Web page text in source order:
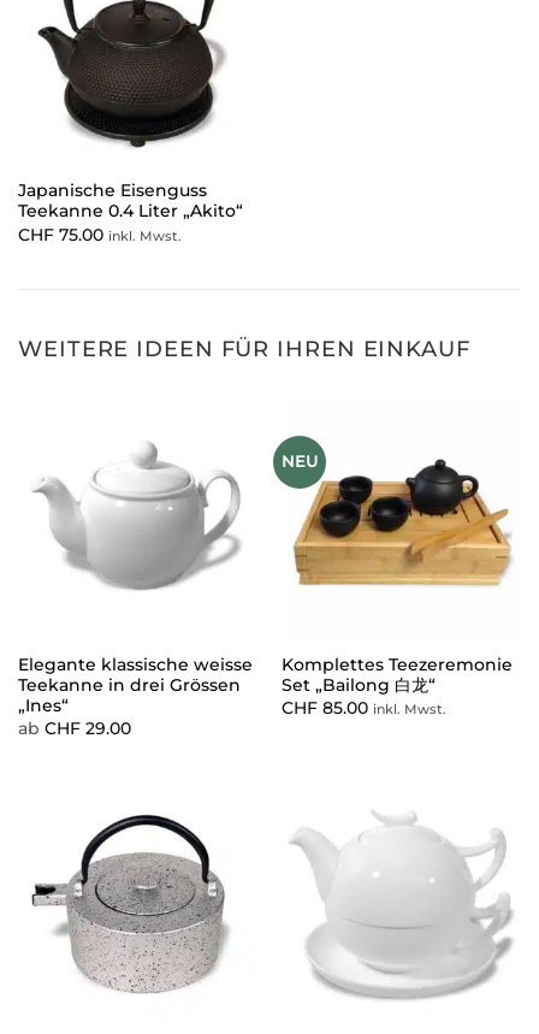
Japanische Eisenguss
Teekanne 0.4 Liter „Akito“
CHF75.00 inkl. Mwst.
WEITERE IDEEN FÜR IHREN EINKAUF
Elegante klassische weisse
Teekanne in drei Grössen
„Ines“
ab CHF29.00
NEU
Komplettes Teezeremonie
Set „Bailong 白龙“
CHF85.00 inkl. Mwst.